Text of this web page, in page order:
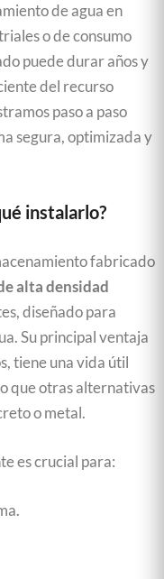
de agua en
o de consumo
puede durar años y
del recurso
paso a paso
segura, optimizada y
instalarlo?
fabricado
alta densidad
diseñado para
Su principal ventaja
tiene una vida útil
que otras alternativas
o metal.
es crucial para: